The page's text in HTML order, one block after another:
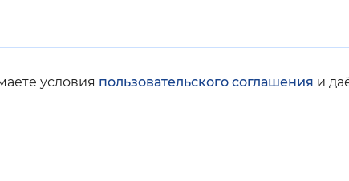
условия пользовательского соглашения и